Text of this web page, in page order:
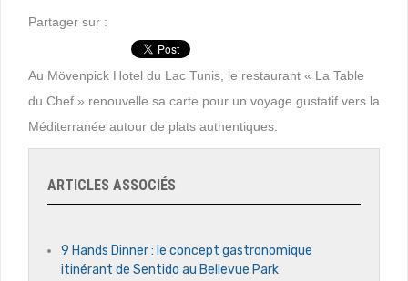
Partager sur :
Au Mövenpick Hotel du Lac Tunis, le restaurant « La Table
du Chef » renouvelle sa carte pour un voyage gustatif vers la
Méditerranée autour de plats authentiques.
ARTICLES ASSOCIÉS
9 Hands Dinner : le concept gastronomique
itinérant de Sentido au Bellevue Park